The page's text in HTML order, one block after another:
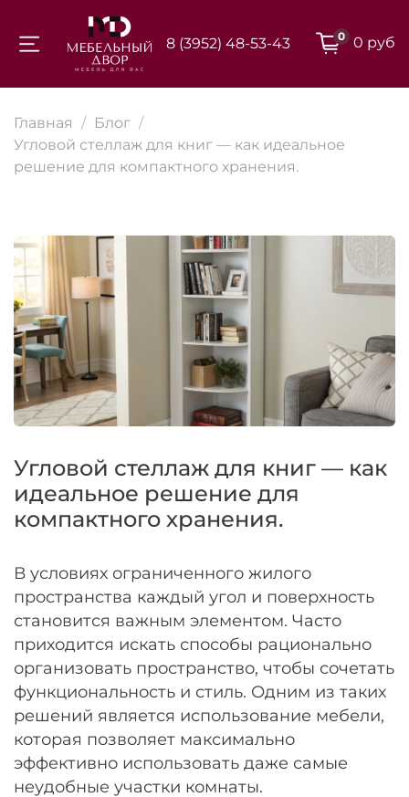
8 (3952) 48-53-43 0 0 руб
Главная
Блог
Угловой стеллаж для книг — как идеальное
решение для компактного хранения.
Угловой стеллаж для книг — как
идеальное решение для
компактного хранения.
В условиях ограниченного жилого
пространства каждый угол и поверхность
становится важным элементом. Часто
приходится искать способы рационально
организовать пространство, чтобы сочетать
функциональность и стиль. Одним из таких
решений является использование мебели,
которая позволяет максимально
эффективно использовать даже самые
неудобные участки комнаты.
Для клиентов всех банков
Разбейте
оплату на части
Сегодня
25 %
Добавляйте товары
в корзину
Оплачивайте сегодня только25% картой
Получайте товар
выбранный способом
Оставшиеся
% будут
списыватьсяс вашей карты
по 25%каждые 2 недели
Подробнее
об оплате Плайтом